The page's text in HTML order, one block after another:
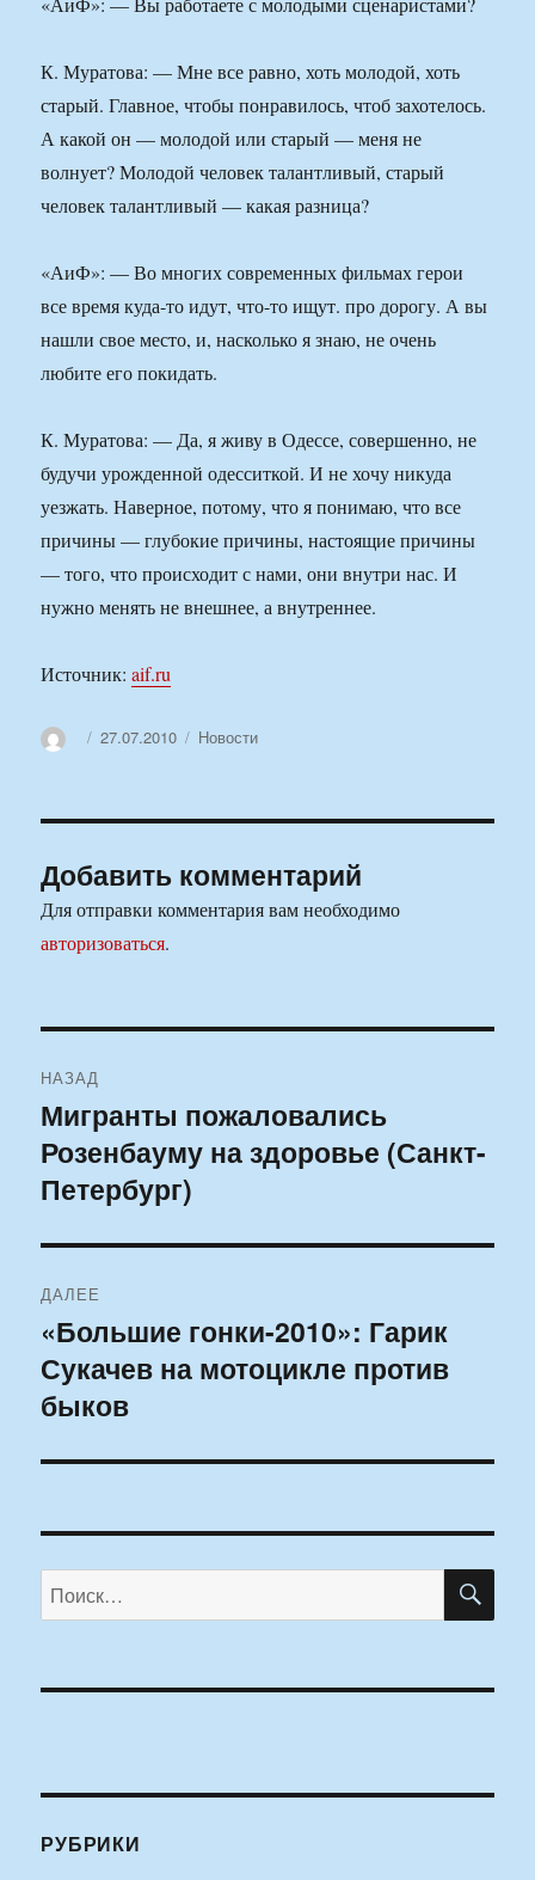
К. Муратова: — Мне все равно, хоть молодой, хоть
старый. Главное, чтобы понравилось, чтоб захотелось.
А какой он — молодой или старый — меня не
волнует? Молодой человек талантливый, старый
человек талантливый — какая разница?
«АиФ»: — Во многих современных фильмах герои
все время куда-то идут, что-то ищут. про дорогу. А вы
нашли свое место, и, насколько я знаю, не очень
любите его покидать.
К. Муратова: — Да, я живу в Одессе, совершенно, не
будучи урожденной одесситкой. И не хочу никуда
уезжать. Наверное, потому, что я понимаю, что все
причины — глубокие причины, настоящие причины
— того, что происходит с нами, они внутри нас. И
нужно менять не внешнее, а внутреннее.
Источник:aif.ru
АвторОпубликовано
27.07.2010 Рубрики
Новости
Добавить комментарий
Для отправки комментария вам необходимо
авторизоваться.
по
записям
НАЗАД
Предыдущая
запись:
Мигранты пожаловались
Розенбауму на здоровье (Санкт-
Петербург)
ДАЛЕЕ
Следующая
запись:
«Большие гонки-2010»: Гарик
Сукачев на мотоцикле против
быков
Искать:
РУБРИКИ